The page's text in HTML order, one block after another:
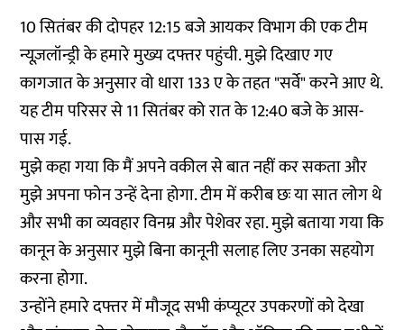
10 सितंबर की दोपहर 12:15 बजे आयकर विभाग की एक टीम
न्यूज़लॉन्ड्री के हमारे मुख्य दफ्तर पहुंची. मुझे दिखाए गए
कागजात के अनुसार वो धारा 133 ए के तहत "सर्वे" करने आए थे.
यह टीम परिसर से 11 सितंबर को रात के 12:40 बजे के आस-
पास गई.
मुझे कहा गया कि मैं अपने वकील से बात नहीं कर सकता और
मुझे अपना फोन उन्हें देना होगा. टीम में करीब छः या सात लोग थे
और सभी का व्यवहार विनम्र और पेशेवर रहा. मुझे बताया गया कि
कानून के अनुसार मुझे बिना कानूनी सलाह लिए उनका सहयोग
करना होगा.
उन्होंने हमारे दफ्तर में मौजूद सभी कंप्यूटर उपकरणों को देखा